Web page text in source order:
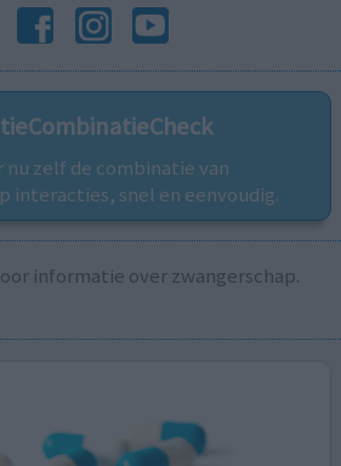
nu zelf de combinatie van
interacties, snel en eenvoudig.
informatie over zwangerschap.